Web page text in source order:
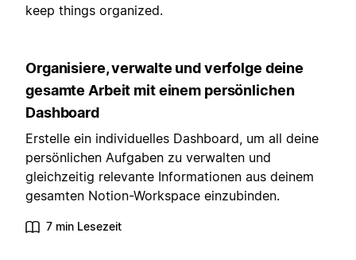
keep things organized.
Organisiere, verwalte und verfolge deine
gesamte Arbeit mit einem persönlichen
Dashboard
Erstelle ein individuelles Dashboard, um all deine
persönlichen Aufgaben zu verwalten und
gleichzeitig relevante Informationen aus deinem
gesamten Notion-Workspace einzubinden.
7 min Lesezeit